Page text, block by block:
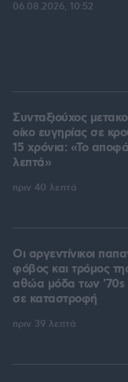
06.08.2026, 10:52
Συνταξιούχος
οίκο ευγηρίας σε
15 χρόνια: «Το
λεπτά»
πριν 40 λεπτά
Οι αργεντίνικοι
φόβος και τρόμος
αθώα μόδα των '70s
σε καταστροφή
πριν 39 λεπτά